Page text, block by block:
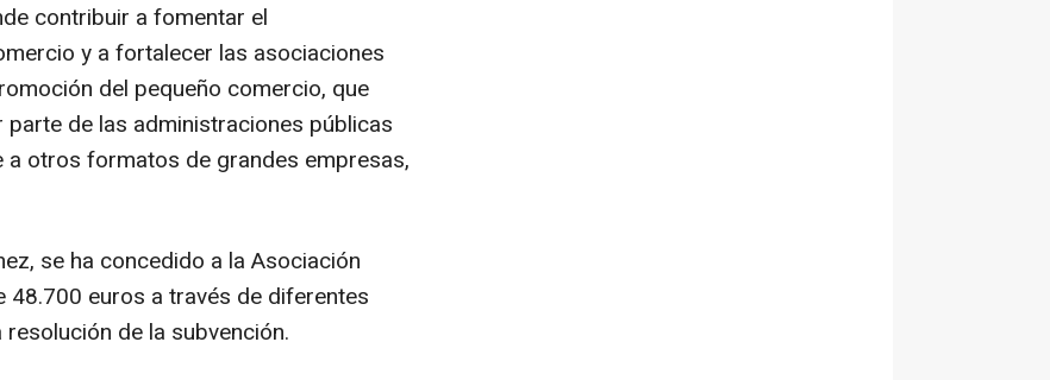
contribuir a fomentar el
y a fortalecer las asociaciones
del pequeño comercio, que
de las administraciones públicas
otros formatos de grandes empresas,
se ha concedido a la Asociación
48.700 euros a través de diferentes
de la subvención.